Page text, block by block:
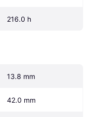
216.0 h
13.8 mm
42.0 mm